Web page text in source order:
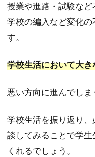
3.16
⑯地震
3.17
で道路
夢
3.18
⑱地震
授業や進路・試験など
学校の編入など変化
す。
学校生活において大
悪い方向に進んでしま
学校生活を振り返り
談してみることで学
くれるでしょう。